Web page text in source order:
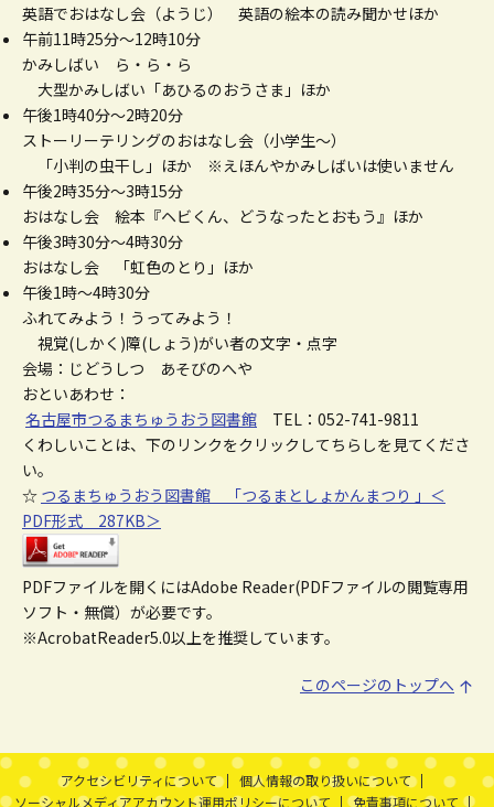
英語でおはなし会（ようじ） 英語の絵本の読み聞かせほか
午前11時25分～12時10分
かみしばい ら・ら・ら
大型かみしばい「あひるのおうさま」ほか
午後1時40分～2時20分
ストーリーテリングのおはなし会（小学生～）
「小判の虫干し」ほか ※えほんやかみしばいは使いません
午後2時35分～3時15分
おはなし会 絵本『ヘビくん、どうなったとおもう』ほか
午後3時30分～4時30分
おはなし会 「虹色のとり」ほか
午後1時～4時30分
ふれてみよう！うってみよう！
視覚(しかく)障(しょう)がい者の文字・点字
会場：じどうしつ あそびのへや
おといあわせ：
名古屋市つるまちゅうおう図書館 TEL：052-741-9811
くわしいことは、下のリンクをクリックしてちらしを見てくださ
い。
☆ つるまちゅうおう図書館 「つるまとしょかんまつり 」＜
PDF形式 287KB＞
PDFファイルを開くにはAdobe Reader(PDFファイルの閲覧専用
ソフト・無償）が必要です。
※AcrobatReader5.0以上を推奨しています。
このページのトップへ
本文ここまで。
ここから共通フッターメニューです。
アクセシビリティについて
個人情報の取り扱いについて
ソーシャルメディアアカウント運用ポリシーについて
免責事項について